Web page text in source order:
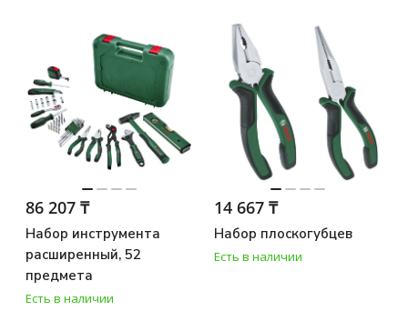
86 207 ₸
Набор инструмента
расширенный, 52
предмета
Есть в наличии
14 667 ₸
Набор плоскогубцев
Есть в наличии